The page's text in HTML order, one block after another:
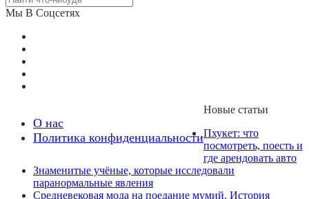
Мы В Соцсетях
О нас
Политика конфиденциальности
Новые статьи
Пхукет: что
посмотреть, поесть и
где арендовать авто
Знаменитые учёные, которые исследовали
паранормальные явления
Средневековая мода на поедание мумий. История